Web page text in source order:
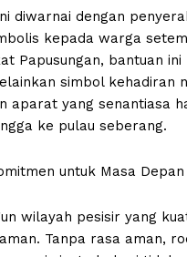
diwarnai dengan
kepada warga
Papusungan, bantuan
simbol kehadiran
aparat yang senantiasa
ke pulau seberang.
untuk Masa Depan
wilayah pesisir yang
Tanpa rasa aman,